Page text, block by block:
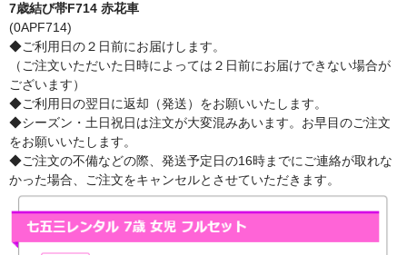
7歳結び帯F714 赤花車
(0APF714)
◆ご利用日の２日前にお届けします。
（ご注文いただいた日時によっては２日前にお届けできない場合が
ございます）
◆ご利用日の翌日に返却（発送）をお願いいたします。
◆シーズン・土日祝日は注文が大変混みあいます。お早目のご注文
をお願いいたします。
◆ご注文の不備などの際、発送予定日の16時までにご連絡が取れな
かった場合、ご注文をキャンセルとさせていただきます。